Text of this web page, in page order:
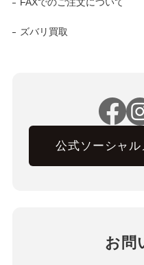
ズバリ買取
公式ソーシャ
お問